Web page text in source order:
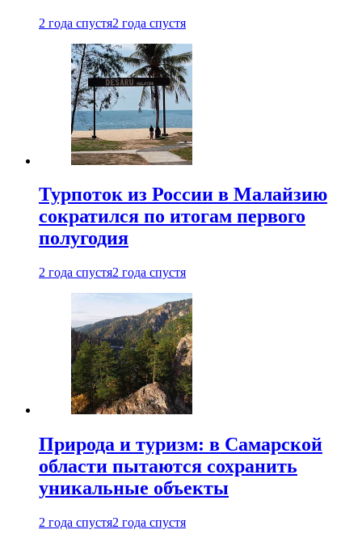
2 года спустя2 года спустя
Турпоток из России в Малайзию
сократился по итогам первого
полугодия
2 года спустя2 года спустя
Природа и туризм: в Самарской
области пытаются сохранить
уникальные объекты
2 года спустя2 года спустя